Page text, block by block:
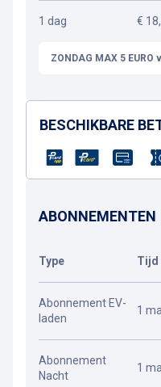
1 dag €
ZONDAG MAX 5 EURO
BESCHIKBARE
ABONNEMENTEN
Type Tijd
Abonnement EV-
laden
1
Abonnement
Nacht
1